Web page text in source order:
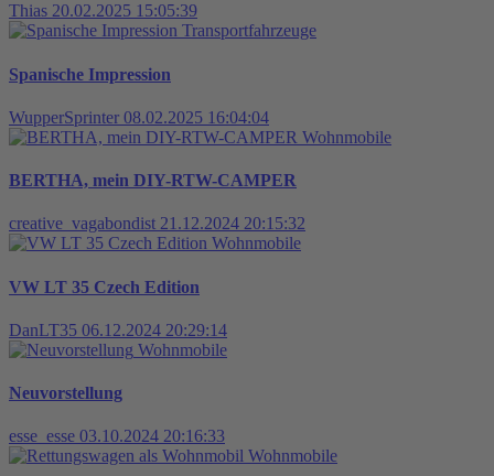
Thias 20.02.2025 15:05:39
Transportfahrzeuge
Spanische Impression
WupperSprinter 08.02.2025 16:04:04
Wohnmobile
BERTHA, mein DIY-RTW-CAMPER
creative_vagabondist 21.12.2024 20:15:32
Wohnmobile
VW LT 35 Czech Edition
DanLT35 06.12.2024 20:29:14
Wohnmobile
Neuvorstellung
esse_esse 03.10.2024 20:16:33
Wohnmobile